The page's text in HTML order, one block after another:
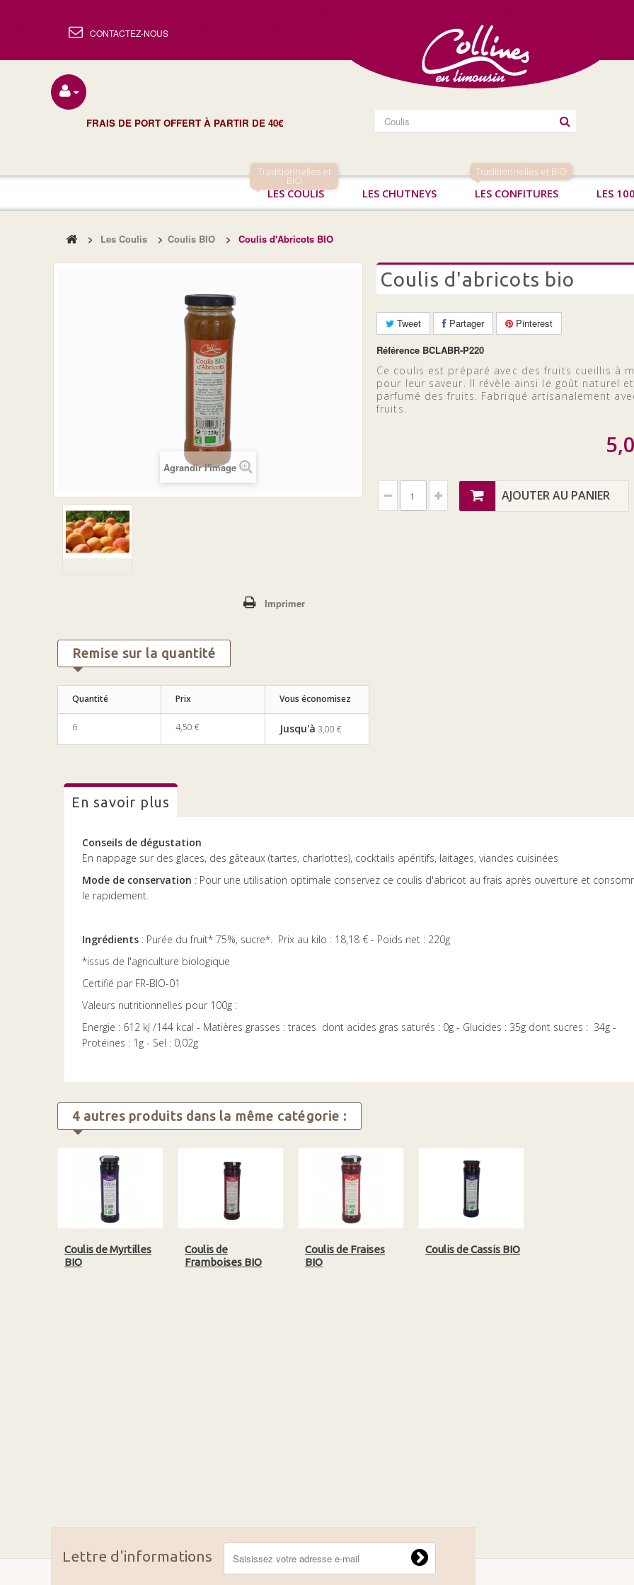
CONTACTEZ-NOUS
FRAIS DE PORT OFFERT À PARTIR DE 40€
Traditionnelles et
BIO
LES COULIS LES CHUTNEYS
Traditionnelles et BIO
LES CONFITURES LES
> Les Coulis > Coulis BIO > Coulis d'Abricots BIO
Agrandir l'image
Imprimer
coulis d'abricots bio
Tweet Partager
Pinterest
Référence BCLABR-P220
Ce coulis est préparé avec des fruits cueillis à
pour leur saveur. Il révèle ainsi le goût naturel
parfumé des fruits. Fabriqué artisanalement
fruits.
AJOUTER AU PANIER
Remise sur la quantité
Quantité Prix Vous économisez
6 4,50 € Jusqu'à 3,00 €
en savoir plus
Conseils de dégustation
En nappage sur des glaces, des gâteaux (tartes, charlottes), cocktails apéritifs, laitages, viandes cuisinées
Mode de conservation : Pour une utilisation optimale conservez ce coulis d'abricot au frais après ouverture et
le rapidement.
Ingrédients : Purée du fruit* 75%, sucre*. Prix au kilo : 18,18 € - Poids net : 220g
*issus de l'agriculture biologique
Certifié par FR-BIO-01
Valeurs nutritionnelles pour 100g :
Energie : 612 kJ /144 kcal - Matières grasses : traces dont acides gras saturés : 0g - Glucides : 35g dont sucres : 34g -
Protéines : 1g - Sel : 0,02g
4 autres produits dans la même catégorie :
Coulis de Myrtilles
BIO
Coulis de
Framboises BIO
Coulis de Fraises
BIO
Coulis de Cassis BIO
Lettre d'informations